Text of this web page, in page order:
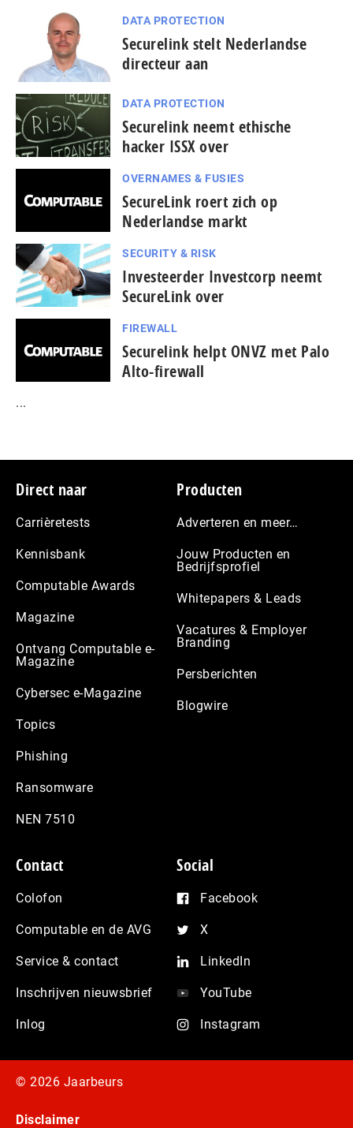
DATA PROTECTION
Securelink stelt Nederlandse
directeur aan
DATA PROTECTION
Securelink neemt ethische
hacker ISSX over
OVERNAMES & FUSIES
SecureLink roert zich op
Nederlandse markt
SECURITY & RISK
Investeerder Investcorp neemt
SecureLink over
FIREWALL
Securelink helpt ONVZ met Palo
Alto-firewall
...
Footer
Direct naar
Carrièretests
Kennisbank
Computable Awards
Magazine
Ontvang Computable e-
Magazine
Cybersec e-Magazine
Topics
Phishing
Ransomware
NEN 7510
Producten
Adverteren en meer…
Jouw Producten en
Bedrijfsprofiel
Whitepapers & Leads
Vacatures & Employer
Branding
Persberichten
Blogwire
Contact
Colofon
Computable en de AVG
Service & contact
Inschrijven nieuwsbrief
Inlog
Social
Facebook
X
LinkedIn
YouTube
Instagram
© 2026 Jaarbeurs
Disclaimer